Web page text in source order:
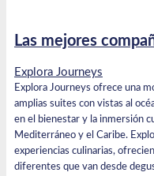
Las mejores
Explora Journeys
Explora Journeys ofrece una
amplias suites con vistas al
en el bienestar y la inmersión
Mediterráneo y el Caribe.
experiencias culinarias,
diferentes que van desde